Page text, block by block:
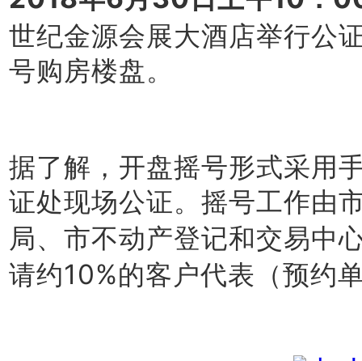
世纪金源会展大酒店举行公
号购房楼盘。
据了解，开盘摇号形式采用
证处现场公证。 摇号工作由
局、市不动产登记和交易中
请约10%的客户代表（预约